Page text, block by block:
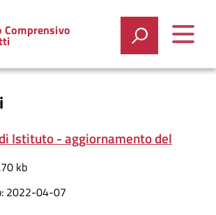
Istituto - aggiornamento del
kb
2022-04-07